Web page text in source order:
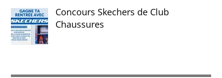
Concours Skechers de Club
Chaussures